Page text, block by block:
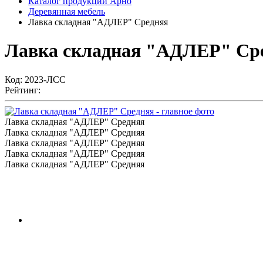
Деревянная мебель
Лавка складная "АДЛЕР" Средняя
Лавка складная "АДЛЕР"
Код: 2023-ЛСС
Рейтинг:
Лавка складная "АДЛЕР" Средняя
Лавка складная "АДЛЕР" Средняя
Лавка складная "АДЛЕР" Средняя
Лавка складная "АДЛЕР" Средняя
Лавка складная "АДЛЕР" Средняя